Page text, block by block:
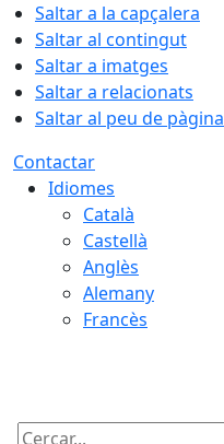
Saltar a la capçalera
Saltar al contingut
Saltar a imatges
Saltar a relacionats
Saltar al peu de pàgina
Contactar
Idiomes
Català
Castellà
Anglès
Alemany
Francès